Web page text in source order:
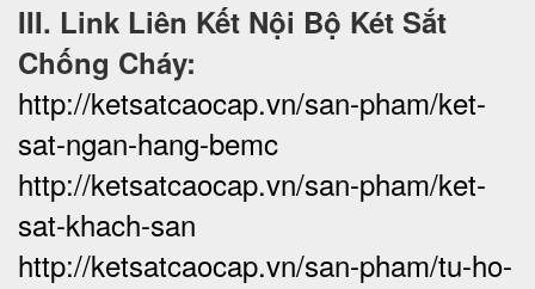
III. Link Liên Kết Nội Bộ Két Sắt
Chống Cháy:
http://ketsatcaocap.vn/san-pham/ket-
sat-ngan-hang-bemc
http://ketsatcaocap.vn/san-pham/ket-
sat-khach-san
http://ketsatcaocap.vn/san-pham/tu-ho-